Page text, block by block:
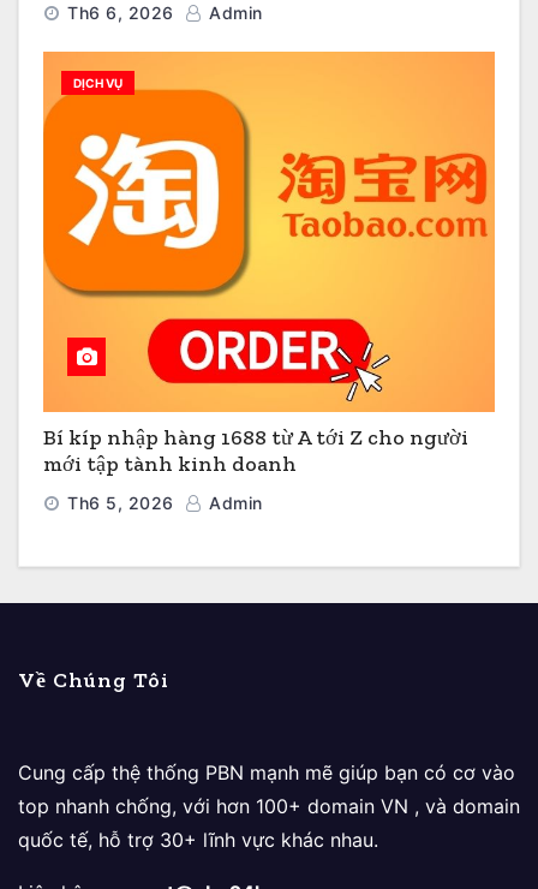
Th6 6, 2026 Admin
DỊCH VỤ
Bí kíp nhập hàng 1688 từ A tới Z cho người
mới tập tành kinh doanh
Th6 5, 2026 Admin
Về Chúng Tôi
Cung cấp thệ thống PBN mạnh mẽ giúp bạn có cơ vào
top nhanh chống, với hơn 100+ domain VN , và domain
quốc tế, hỗ trợ 30+ lĩnh vực khác nhau.